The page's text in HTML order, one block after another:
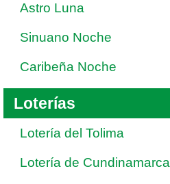
Astro Luna
Sinuano Noche
Caribeña Noche
Loterías
Lotería del Tolima
Lotería de Cundinamarca